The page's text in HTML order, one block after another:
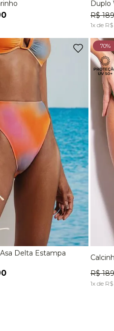
À SACOLA
Duplo
R$ 189
1x de R$
À SACOLA
Delta Estampa
70%
R$ 189
1x de R$